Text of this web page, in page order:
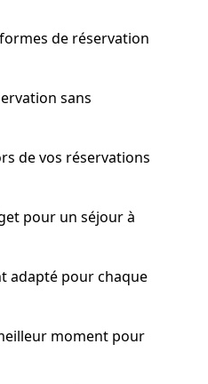
de réservation
sans
de vos réservations
pour un séjour à
adapté pour chaque
moment pour